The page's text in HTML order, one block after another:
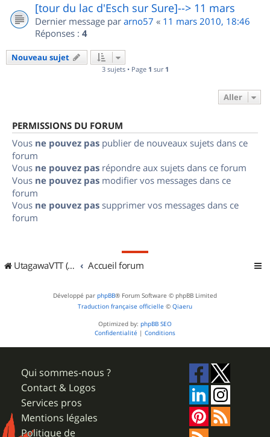
[tour du lac d'Esch sur Sure]--> 11 mars
Dernier message par arno57 « 11 mars 2010, 18:46
Réponses : 4
Nouveau sujet
3 sujets • Page 1 sur 1
Aller
PERMISSIONS DU FORUM
Vous ne pouvez pas publier de nouveaux sujets dans ce
forum
Vous ne pouvez pas répondre aux sujets dans ce forum
Vous ne pouvez pas modifier vos messages dans ce
forum
Vous ne pouvez pas supprimer vos messages dans ce
forum
UtagawaVTT (Randos VTT et VTTAE avec traces GPS) Accueil forum
Développé par phpBB® Forum Software © phpBB Limited
Traduction française officielle © Qiaeru
Optimized by: phpBB SEO
Confidentialité | Conditions
Qui sommes-nous ?
Contact & Logos
Services pros
Mentions légales
Politique de